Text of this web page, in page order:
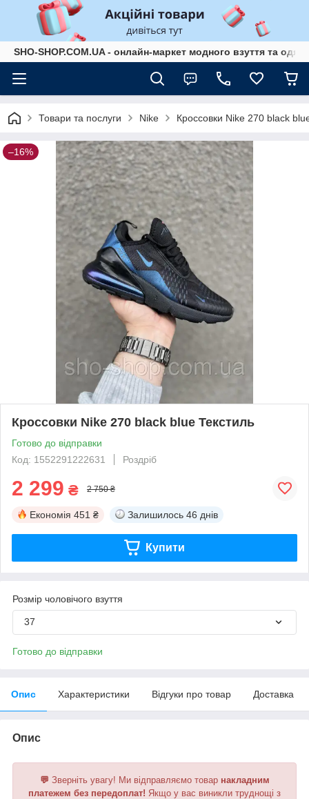
SHO-SHOP.COM.UA - онлайн-маркет модного взуття та
Товари та послуги Nike Кроссовки Nike 270 black
–16%
Кроссовки Nike 270 black blue Текстиль
Готово до відправки
Код: 1552291222631
Роздріб
2 299 ₴ 2 750 ₴
Економія 451 ₴ Залишилось 46 днів
Купити
Розмір чоловічого взуття
37
Готово до відправки
Опис Характеристики Відгуки про товар Доставка
Опис
💬 Зверніть увагу! Ми відправляємо товар накладним
платежем без передоплат! Якщо у вас виникли труднощі з